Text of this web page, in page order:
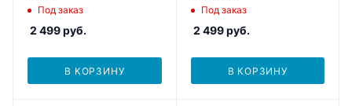
Под заказ
2 499руб.
В КОРЗИНУ
Под заказ
2 499руб.
В КОРЗИНУ